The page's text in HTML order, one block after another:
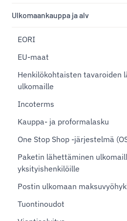
Ulkomaankauppa ja alv
EORI
EU-maat
Henkilökohtaisten tavaroiden
ulkomaille
Incoterms
Kauppa- ja proformalasku
One Stop Shop -järjestelmä
Paketin lähettäminen
yksityishenkilöille
Postin ulkomaan
Tuontinoudot